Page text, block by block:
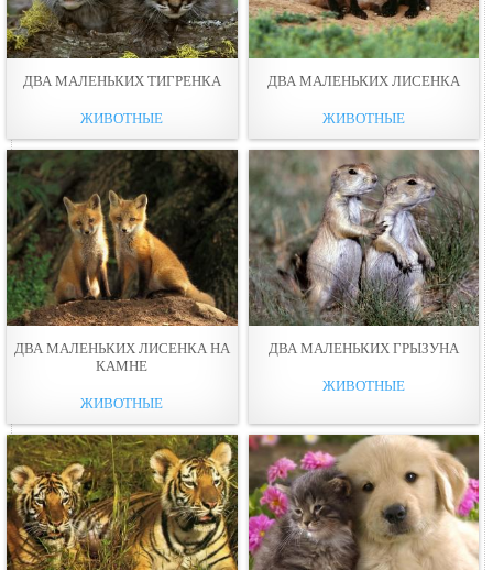
ДВА МАЛЕНЬКИХ ТИГРЕНКА
ЖИВОТНЫЕ
ДВА МАЛЕНЬКИХ ЛИСЕНКА
ЖИВОТНЫЕ
ДВА МАЛЕНЬКИХ ЛИСЕНКА НА
КАМНЕ
ЖИВОТНЫЕ
ДВА МАЛЕНЬКИХ ГРЫЗУНА
ЖИВОТНЫЕ